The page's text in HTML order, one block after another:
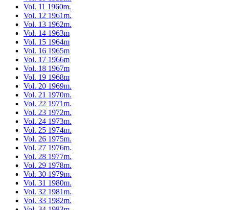
Vol. 11 1960m.
Vol. 12 1961m.
Vol. 13 1962m.
Vol. 14 1963m
Vol. 15 1964m
Vol. 16 1965m
Vol. 17 1966m
Vol. 18 1967m
Vol. 19 1968m
Vol. 20 1969m.
Vol. 21 1970m.
Vol. 22 1971m.
Vol. 23 1972m.
Vol. 24 1973m.
Vol. 25 1974m.
Vol. 26 1975m.
Vol. 27 1976m.
Vol. 28 1977m.
Vol. 29 1978m.
Vol. 30 1979m.
Vol. 31 1980m.
Vol. 32 1981m.
Vol. 33 1982m.